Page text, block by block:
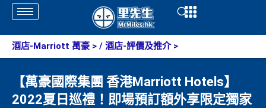
Skip
content
Open
酒店-Marriott 萬豪 > / 酒店-評價及推介>
【萬豪國際集團 香港Marriott Hotels】
2022夏日巡禮！即場預訂額外享限定獨家